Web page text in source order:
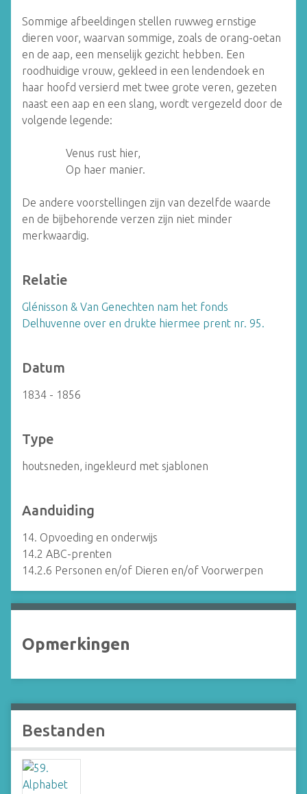
Sommige afbeeldingen stellen ruwweg ernstige
dieren voor, waarvan sommige, zoals de orang-oetan
en de aap, een menselijk gezicht hebben. Een
roodhuidige vrouw, gekleed in een lendendoek en
haar hoofd versierd met twee grote veren, gezeten
naast een aap en een slang, wordt vergezeld door de
volgende legende:
Venus rust hier,
Op haer manier.
De andere voorstellingen zijn van dezelfde waarde
en de bijbehorende verzen zijn niet minder
merkwaardig.
Relatie
Glénisson & Van Genechten nam het fonds
Delhuvenne over en drukte hiermee prent nr. 95.
Datum
1834 - 1856
Type
houtsneden, ingekleurd met sjablonen
Aanduiding
14. Opvoeding en onderwijs
14.2 ABC-prenten
14.2.6 Personen en/of Dieren en/of Voorwerpen
Opmerkingen
Bestanden